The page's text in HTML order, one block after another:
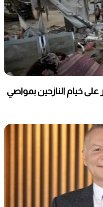
على خيام النازحين بمواصي